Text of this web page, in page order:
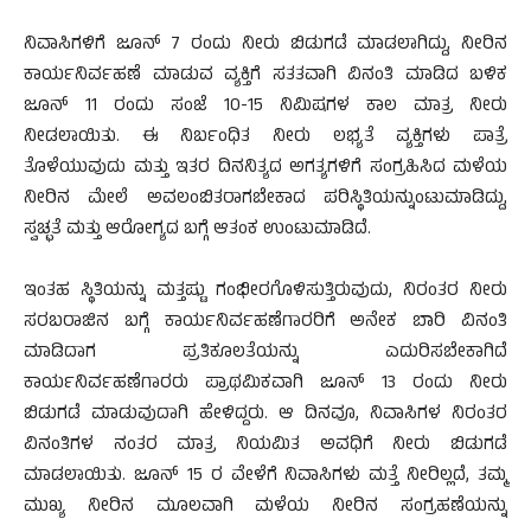
ನಿವಾಸಿಗಳಿಗೆ ಜೂನ್ 7 ರಂದು ನೀರು ಬಿಡುಗಡೆ ಮಾಡಲಾಗಿದ್ದು, ನೀರಿನ
ಕಾರ್ಯನಿರ್ವಹಣೆ ಮಾಡುವ ವ್ಯಕ್ತಿಗೆ ಸತತವಾಗಿ ವಿನಂತಿ ಮಾಡಿದ ಬಳಿಕ
ಜೂನ್ 11 ರಂದು ಸಂಜೆ 10-15 ನಿಮಿಷಗಳ ಕಾಲ ಮಾತ್ರ ನೀರು
ನೀಡಲಾಯಿತು. ಈ ನಿರ್ಬಂಧಿತ ನೀರು ಲಭ್ಯತೆ ವ್ಯಕ್ತಿಗಳು ಪಾತ್ರೆ
ತೊಳೆಯುವುದು ಮತ್ತು ಇತರ ದಿನನಿತ್ಯದ ಅಗತ್ಯಗಳಿಗೆ ಸಂಗ್ರಹಿಸಿದ ಮಳೆಯ
ನೀರಿನ ಮೇಲೆ ಅವಲಂಬಿತರಾಗಬೇಕಾದ ಪರಿಸ್ಥಿತಿಯನ್ನುಂಟುಮಾಡಿದ್ದು,
ಸ್ವಚ್ಛತೆ ಮತ್ತು ಆರೋಗ್ಯದ ಬಗ್ಗೆ ಆತಂಕ ಉಂಟುಮಾಡಿದೆ.
ಇಂತಹ ಸ್ಥಿತಿಯನ್ನು ಮತ್ತಷ್ಟು ಗಂಭೀರಗೊಳಿಸುತ್ತಿರುವುದು, ನಿರಂತರ ನೀರು
ಸರಬರಾಜಿನ ಬಗ್ಗೆ ಕಾರ್ಯನಿರ್ವಹಣೆಗಾರರಿಗೆ ಅನೇಕ ಬಾರಿ ವಿನಂತಿ
ಮಾಡಿದಾಗ ಪ್ರತಿಕೂಲತೆಯನ್ನು ಎದುರಿಸಬೇಕಾಗಿದೆ
ಕಾರ್ಯನಿರ್ವಹಣೆಗಾರರು ಪ್ರಾಥಮಿಕವಾಗಿ ಜೂನ್ 13 ರಂದು ನೀರು
ಬಿಡುಗಡೆ ಮಾಡುವುದಾಗಿ ಹೇಳಿದ್ದರು. ಆ ದಿನವೂ, ನಿವಾಸಿಗಳ ನಿರಂತರ
ವಿನಂತಿಗಳ ನಂತರ ಮಾತ್ರ ನಿಯಮಿತ ಅವಧಿಗೆ ನೀರು ಬಿಡುಗಡೆ
ಮಾಡಲಾಯಿತು. ಜೂನ್ 15 ರ ವೇಳೆಗೆ ನಿವಾಸಿಗಳು ಮತ್ತೆ ನೀರಿಲ್ಲದೆ, ತಮ್ಮ
ಮುಖ್ಯ ನೀರಿನ ಮೂಲವಾಗಿ ಮಳೆಯ ನೀರಿನ ಸಂಗ್ರಹಣೆಯನ್ನು